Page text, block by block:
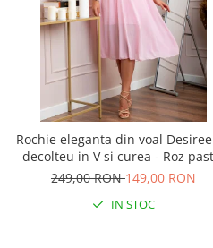
Rochie eleganta din voal
decolteu in V si curea - Roz
249,00 RON149,00 RON
IN STOC